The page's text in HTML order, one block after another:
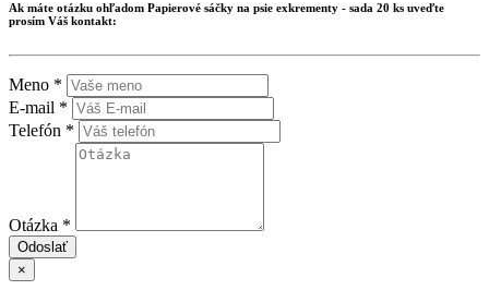
Ak máte otázku ohľadom Papierové sáčky na psie exkrementy - sada 20 ks uveďte
prosím Váš kontakt:
Meno *
E-mail *
Telefón *
Otázka *
Odoslať
×